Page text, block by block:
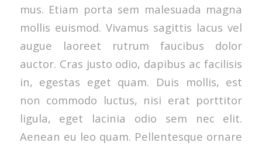
mus. Etiam porta sem malesuada magna
mollis euismod. Vivamus sagittis lacus vel
augue laoreet rutrum faucibus dolor
auctor. Cras justo odio, dapibus ac facilisis
in, egestas eget quam. Duis mollis, est
non commodo luctus, nisi erat porttitor
ligula, eget lacinia odio sem nec elit.
Aenean eu leo quam. Pellentesque ornare